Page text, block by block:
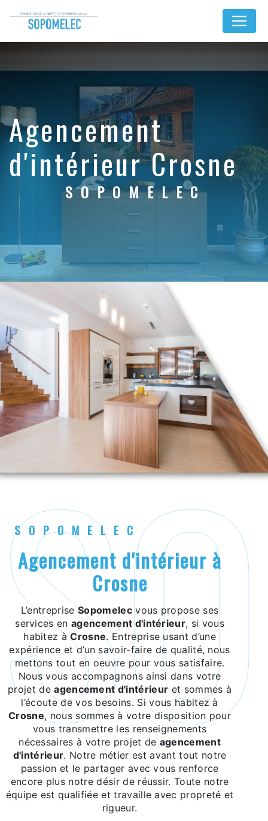
agencement
d'intérieur Crosne
SOPOMELEC
SOPOMELEC
agencement d'intérieur à
Crosne
L’entrepriseSopomelecvous propose ses
services enagencement d'intérieur, si vous
habitez àCrosne. Entreprise usant d’une
expérience et d’un savoir-faire de qualité, nous
mettons tout en oeuvre pour vous satisfaire.
Nous vous accompagnons ainsi dans votre
projet deagencement d'intérieuret sommes à
l’écoute de vos besoins. Si vous habitez à
Crosne, nous sommes à votre disposition pour
vous transmettre les renseignements
nécessaires à votre projet de agencement
d'intérieur. Notre métier est avant tout notre
passion et le partager avec vous renforce
encore plus notre désir de réussir. Toute notre
équipe est qualifiée et travaille avec propreté et
rigueur.